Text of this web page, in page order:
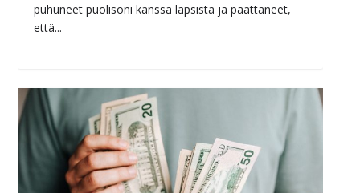
puhuneet puolisoni kanssa lapsista ja päättäneet,
että...